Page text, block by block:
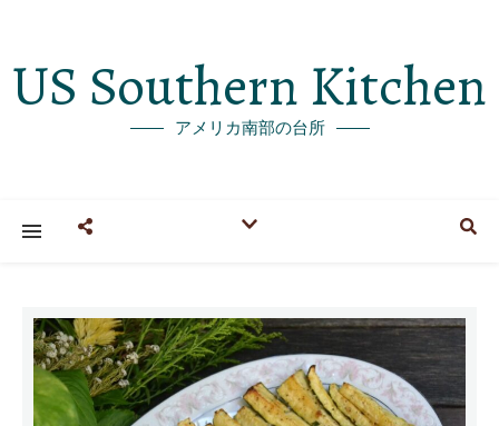
US Southern Kitchen
アメリカ南部の台所